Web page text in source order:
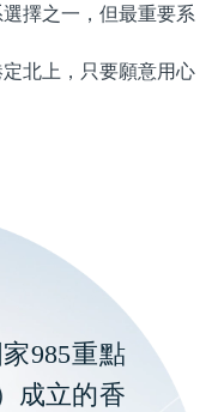
擇之一，但最重要系
北上，只要願意用心
985重點
成立的香